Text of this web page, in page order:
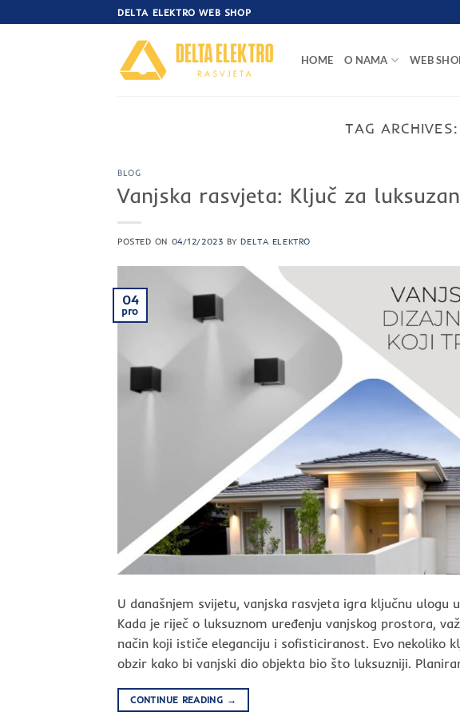
to
DELTA ELEKTRO WEB SHOP
HOME O NAMA WEB
TAG
BLOG
Vanjska rasvjeta: Ključ za
POSTED ON 04/12/2023 BYDELTA ELEKTRO
04
pro
U današnjem svijetu, vanjska rasvjeta igra ključnu
Kada je riječ o luksuznom uređenju vanjskog prostora,
način koji ističe eleganciju i sofisticiranost. Evo nekoliko
obzir kako bi vanjski dio objekta bio što luksuzniji.
CONTINUE READING →